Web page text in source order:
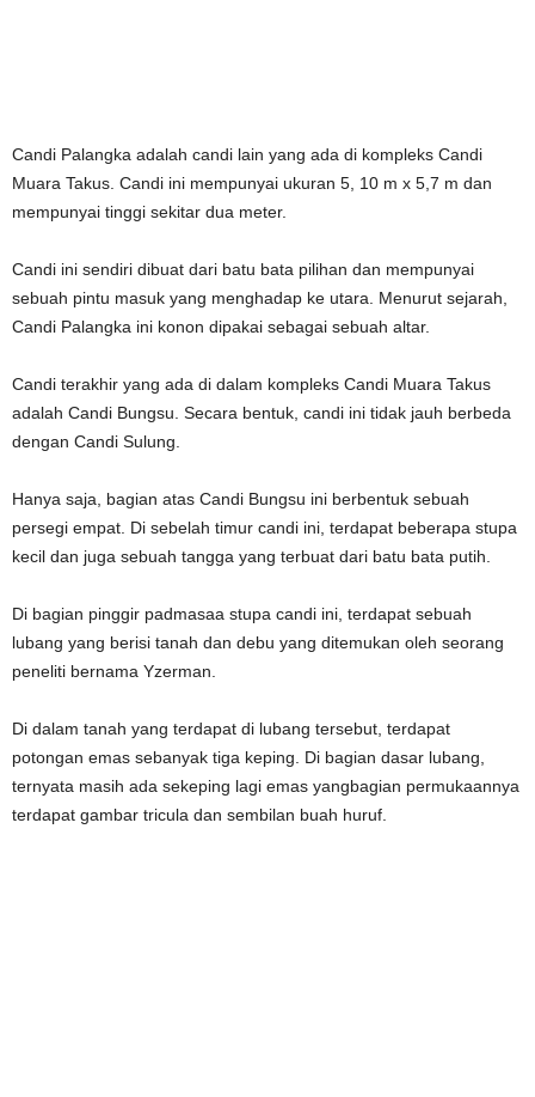
Candi Palangka adalah candi lain yang ada di kompleks Candi
Muara Takus. Candi ini mempunyai ukuran 5, 10 m x 5,7 m dan
mempunyai tinggi sekitar dua meter.
Candi ini sendiri dibuat dari batu bata pilihan dan mempunyai
sebuah pintu masuk yang menghadap ke utara. Menurut sejarah,
Candi Palangka ini konon dipakai sebagai sebuah altar.
Candi terakhir yang ada di dalam kompleks Candi Muara Takus
adalah Candi Bungsu. Secara bentuk, candi ini tidak jauh berbeda
dengan Candi Sulung.
Hanya saja, bagian atas Candi Bungsu ini berbentuk sebuah
persegi empat. Di sebelah timur candi ini, terdapat beberapa stupa
kecil dan juga sebuah tangga yang terbuat dari batu bata putih.
Di bagian pinggir padmasaa stupa candi ini, terdapat sebuah
lubang yang berisi tanah dan debu yang ditemukan oleh seorang
peneliti bernama Yzerman.
Di dalam tanah yang terdapat di lubang tersebut, terdapat
potongan emas sebanyak tiga keping. Di bagian dasar lubang,
ternyata masih ada sekeping lagi emas yangbagian permukaannya
terdapat gambar tricula dan sembilan buah huruf.